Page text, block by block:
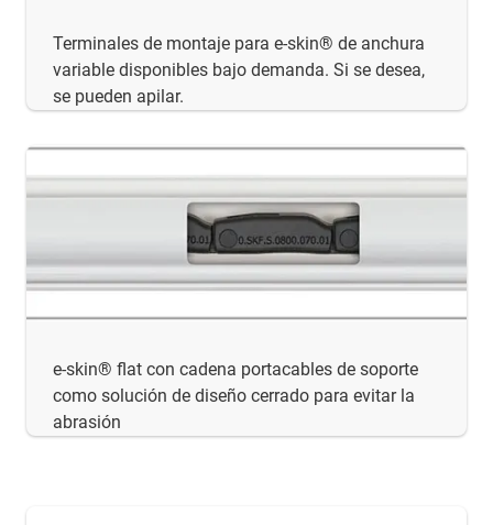
Terminales de montaje para e-skin® de anchura
variable disponibles bajo demanda. Si se desea,
se pueden apilar.
e-skin® flat con cadena portacables de soporte
como solución de diseño cerrado para evitar la
abrasión